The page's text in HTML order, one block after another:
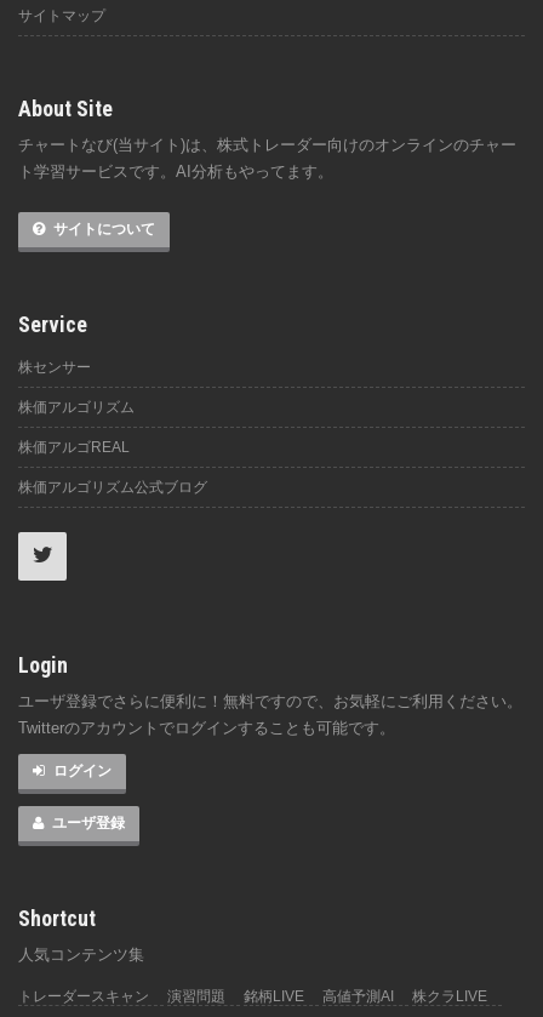
サイトマップ
About Site
チャートなび(当サイト)は、株式トレーダー向けのオンラインのチャー
ト学習サービスです。AI分析もやってます。
サイトについて
Service
株センサー
株価アルゴリズム
株価アルゴREAL
株価アルゴリズム公式ブログ
Login
ユーザ登録でさらに便利に！無料ですので、お気軽にご利用ください。
Twitterのアカウントでログインすることも可能です。
ログイン
ユーザ登録
Shortcut
人気コンテンツ集
トレーダースキャン 演習問題 銘柄LIVE 高値予測AI 株クラLIVE